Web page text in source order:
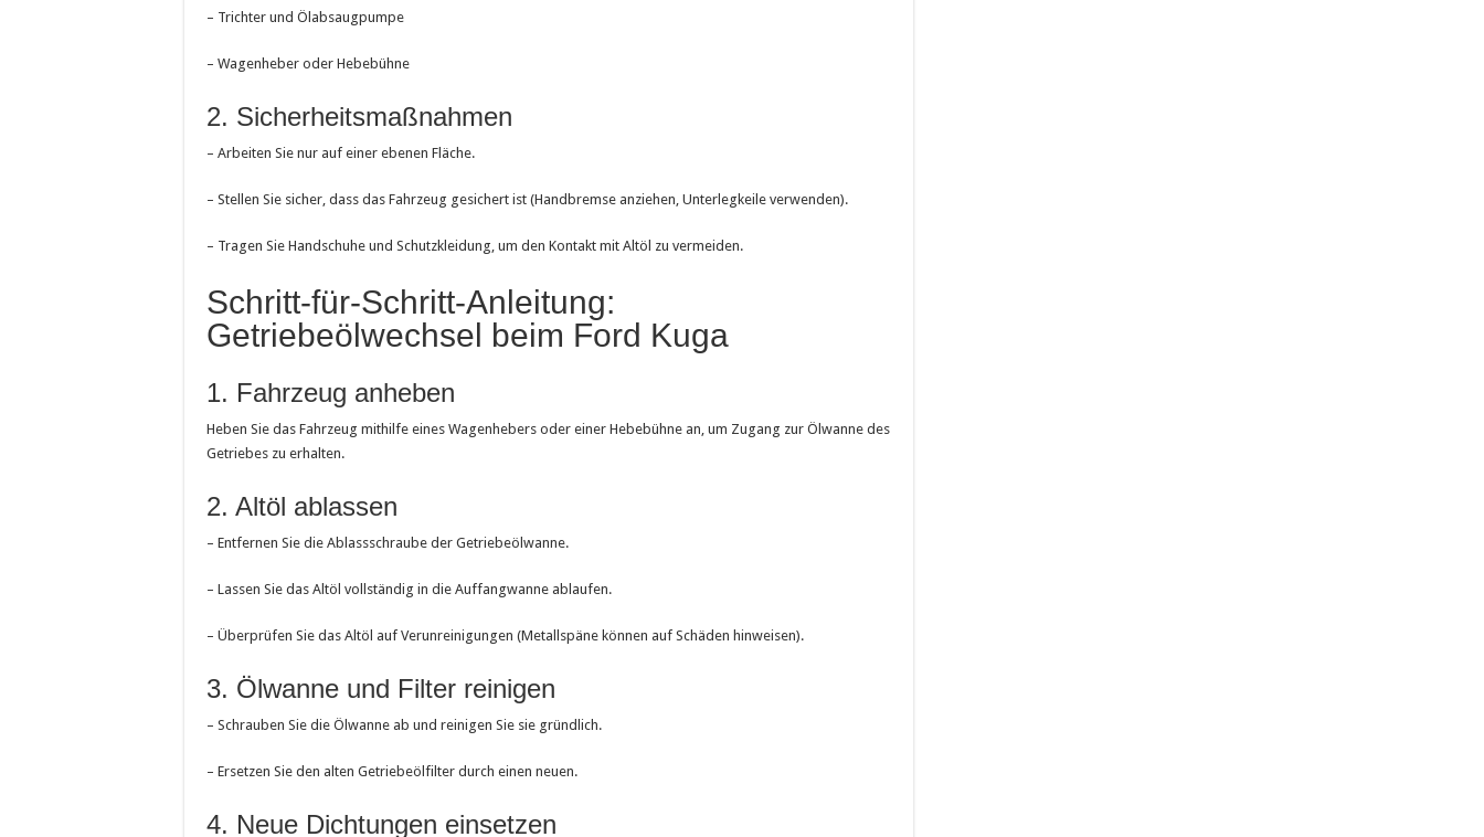
– Trichter und Ölabsaugpumpe
– Wagenheber oder Hebebühne
2. Sicherheitsmaßnahmen
– Arbeiten Sie nur auf einer ebenen Fläche.
– Stellen Sie sicher, dass das Fahrzeug gesichert ist (Handbremse anziehen, Unterlegkeile verwenden).
– Tragen Sie Handschuhe und Schutzkleidung, um den Kontakt mit Altöl zu vermeiden.
Schritt-für-Schritt-Anleitung:
Getriebeölwechsel beim Ford Kuga
1. Fahrzeug anheben
Heben Sie das Fahrzeug mithilfe eines Wagenhebers oder einer Hebebühne an, um Zugang zur Ölwanne des
Getriebes zu erhalten.
2. Altöl ablassen
– Entfernen Sie die Ablassschraube der Getriebeölwanne.
– Lassen Sie das Altöl vollständig in die Auffangwanne ablaufen.
– Überprüfen Sie das Altöl auf Verunreinigungen (Metallspäne können auf Schäden hinweisen).
3. Ölwanne und Filter reinigen
– Schrauben Sie die Ölwanne ab und reinigen Sie sie gründlich.
– Ersetzen Sie den alten Getriebeölfilter durch einen neuen.
4. Neue Dichtungen einsetzen